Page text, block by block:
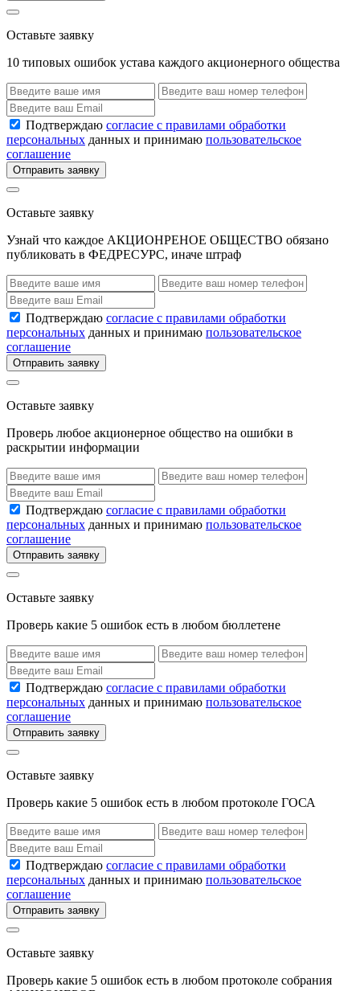
Оставьте заявку
10 типовых ошибок устава каждого акционерного общества
Подтверждаю согласие с правилами обработки
персональных данных и принимаю пользовательское
соглашение
Отправить заявку
Оставьте заявку
Узнай что каждое АКЦИОНРЕНОЕ ОБЩЕСТВО обязано
публиковать в ФЕДРЕСУРС, иначе штраф
Подтверждаю согласие с правилами обработки
персональных данных и принимаю пользовательское
соглашение
Отправить заявку
Оставьте заявку
Проверь любое акционерное общество на ошибки в
раскрытии информации
Подтверждаю согласие с правилами обработки
персональных данных и принимаю пользовательское
соглашение
Отправить заявку
Оставьте заявку
Проверь какие 5 ошибок есть в любом бюллетене
Подтверждаю согласие с правилами обработки
персональных данных и принимаю пользовательское
соглашение
Отправить заявку
Оставьте заявку
Проверь какие 5 ошибок есть в любом протоколе ГОСА
Подтверждаю согласие с правилами обработки
персональных данных и принимаю пользовательское
соглашение
Отправить заявку
Оставьте заявку
Проверь какие 5 ошибок есть в любом протоколе собрания